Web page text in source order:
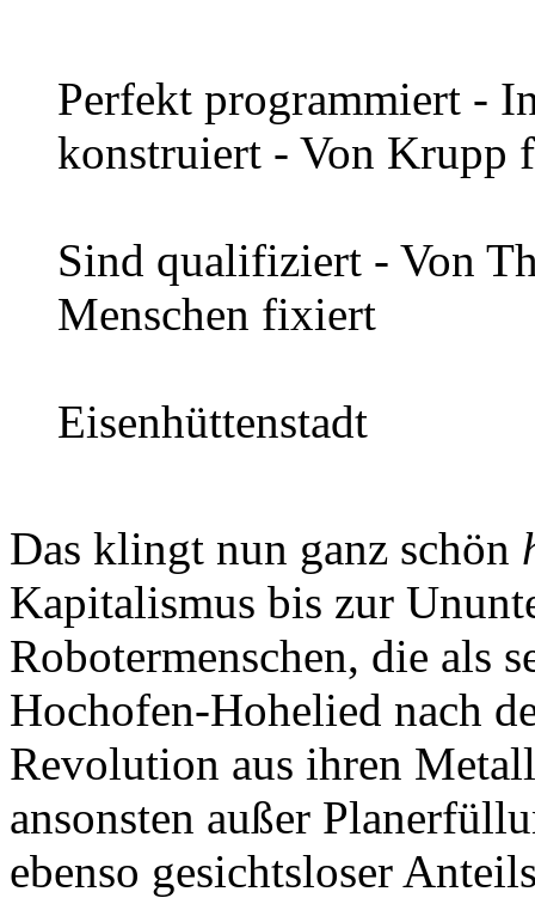
Perfekt programmiert -
konstruiert - Von Krupp
Sind qualifiziert - Von
Menschen fixiert
Eisenhüttenstadt
Das klingt nun ganz schön
Kapitalismus bis zur
Robotermenschen, die als
Hochofen-Hohelied nach
Revolution aus ihren
ansonsten außer
ebenso gesichtsloser